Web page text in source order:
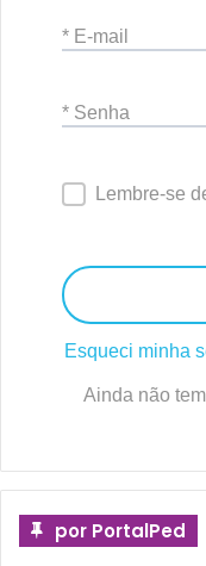
* E-mail
* Senha
Lembre-se
Esqueci minha
Ainda não
por PortalPed